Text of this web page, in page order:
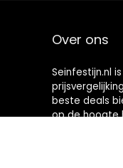
Over ons
Seinfestijn.nl
beste deals
op de hoogte